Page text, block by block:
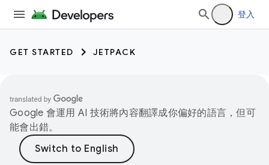
登入
GET STARTED JETPACK
Google 會運用 AI 技術將內容翻譯成你偏好的語言，但可
能會出錯。